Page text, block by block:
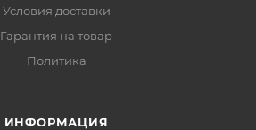
Условия доставки
Гарантия на товар
Политика
ИНФОРМАЦИЯ